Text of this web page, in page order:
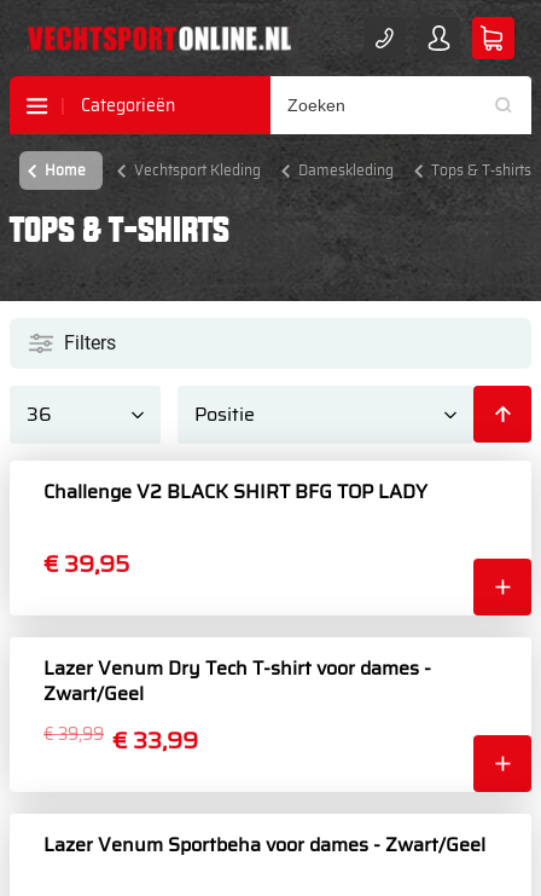
Categorieën
Home Vechtsport Kleding Dameskleding Tops & T-shirts
TOPS & T-SHIRTS
Filters
Challenge V2 BLACK SHIRT BFG TOP LADY
€ 39,95
Lazer Venum Dry Tech T-shirt voor dames -
Zwart/Geel
€ 33,99
€ 39,99
Lazer Venum Sportbeha voor dames - Zwart/Geel